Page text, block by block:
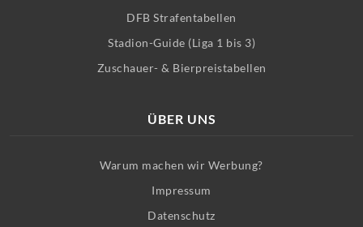
DFB Strafentabellen
Stadion-Guide (Liga 1 bis 3)
Zuschauer- & Bierpreistabellen
ÜBER UNS
Warum machen wir Werbung?
Impressum
Datenschutz